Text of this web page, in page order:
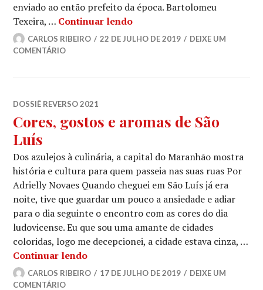
enviado ao então prefeito da época. Bartolomeu
Texeira, … Continuar lendoFim do São João em
CARLOS RIBEIRO 22 DE JULHO DE 2019
DEIXE UM
COMENTÁRIO
DOSSIÊ REVERSO 2021
Cores, gostos e aromas de São
Luís
Dos azulejos à culinária, a capital do Maranhão mostra
história e cultura para quem passeia nas suas ruas Por
Adrielly Novaes Quando cheguei em São Luís já era
noite, tive que guardar um pouco a ansiedade e adiar
para o dia seguinte o encontro com as cores do dia
ludovicense. Eu que sou uma amante de cidades
coloridas, logo me decepcionei, a cidade estava cinza, …
Continuar lendoCores, gostos e aromas de São Luís
CARLOS RIBEIRO 17 DE JULHO DE 2019
DEIXE UM
COMENTÁRIO